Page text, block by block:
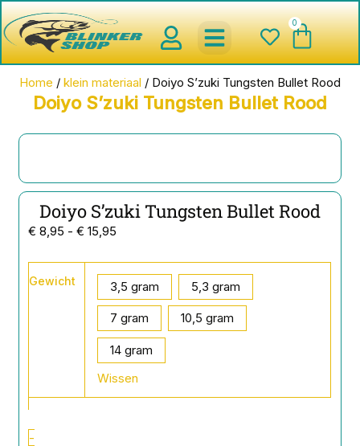
Ga
naar
de
inhoud
0
Home / klein materiaal / Doiyo S’zuki Tungsten Bullet Rood
Doiyo S’zuki Tungsten Bullet Rood
Doiyo S’zuki Tungsten Bullet Rood
€ 8,95 - € 15,95
€ 15,95
Gewicht 3,5 gram 5,3 gram
7 gram 10,5 gram
14 gram
Wissen
-
S'zuki